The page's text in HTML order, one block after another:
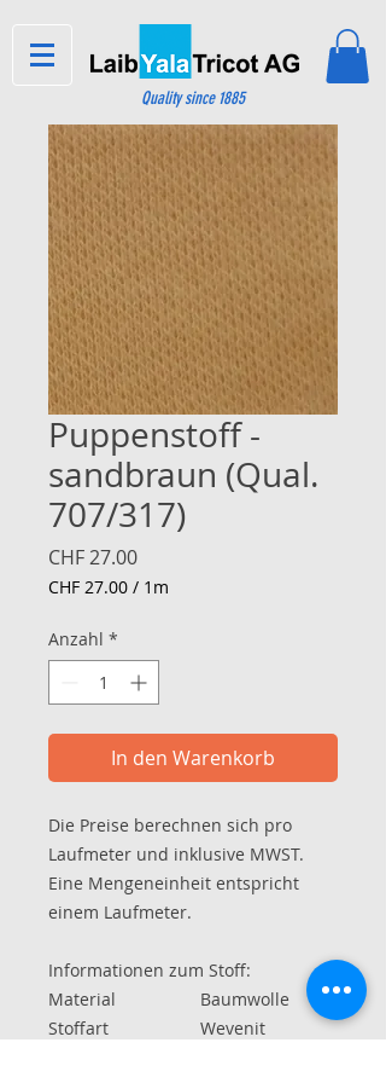
Quality since 1885
Puppenstoff -
sandbraun (Qual.
707/317)
CHF 27.00Preis
CHF 27.00 / 1m
pro
1
Anzahl *
In den Warenkorb
Die Preise berechnen sich pro
Laufmeter und inklusive MWST.
Eine Mengeneinheit entspricht
einem Laufmeter.
Informationen zum Stoff:
Material
Baumwolle
Stoffart
Wevenit